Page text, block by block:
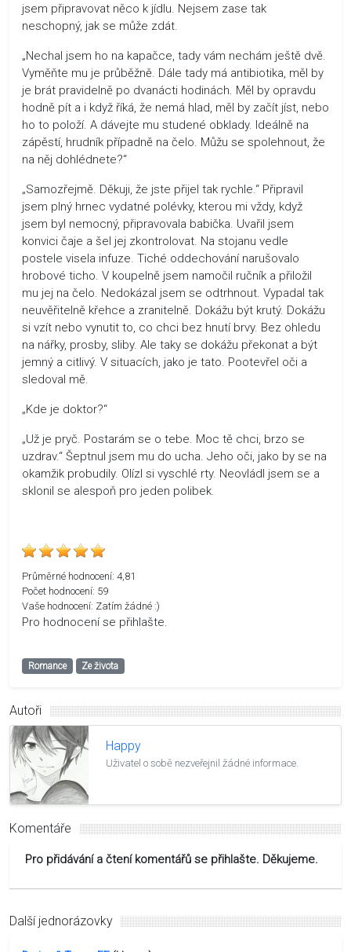
jsem připravovat něco k jídlu. Nejsem zase tak
neschopný, jak se může zdát.
„Nechal jsem ho na kapačce, tady vám nechám ještě dvě.
Vyměňte mu je průběžně. Dále tady má antibiotika, měl by
je brát pravidelně po dvanácti hodinách. Měl by opravdu
hodně pít a i když říká, že nemá hlad, měl by začít jíst, nebo
ho to položí. A dávejte mu studené obklady. Ideálně na
zápěstí, hrudník případně na čelo. Můžu se spolehnout, že
na něj dohlédnete?“
„Samozřejmě. Děkuji, že jste přijel tak rychle.“ Připravil
jsem plný hrnec vydatné polévky, kterou mi vždy, když
jsem byl nemocný, připravovala babička. Uvařil jsem
konvici čaje a šel jej zkontrolovat. Na stojanu vedle
postele visela infuze. Tiché oddechování narušovalo
hrobové ticho. V koupelně jsem namočil ručník a přiložil
mu jej na čelo. Nedokázal jsem se odtrhnout. Vypadal tak
neuvěřitelně křehce a zranitelně. Dokážu být krutý. Dokážu
si vzít nebo vynutit to, co chci bez hnutí brvy. Bez ohledu
na nářky, prosby, sliby. Ale taky se dokážu překonat a být
jemný a citlivý. V situacích, jako je tato. Pootevřel oči a
sledoval mě.
„Kde je doktor?“
„Už je pryč. Postarám se o tebe. Moc tě chci, brzo se
uzdrav.“ Šeptnul jsem mu do ucha. Jeho oči, jako by se na
okamžik probudily. Olízl si vyschlé rty. Neovládl jsem se a
sklonil se alespoň pro jeden polibek.
Průměrné hodnocení: 4,81
Počet hodnocení: 59
Vaše hodnocení: Zatím žádné :)
Pro hodnocení se přihlašte.
Romance Ze života
Autoři
Happy
Uživatel o sobě nezveřejnil žádné informace.
Komentáře
Pro přidávání a čtení komentářů se přihlašte. Děkujeme.
Další jednorázovky